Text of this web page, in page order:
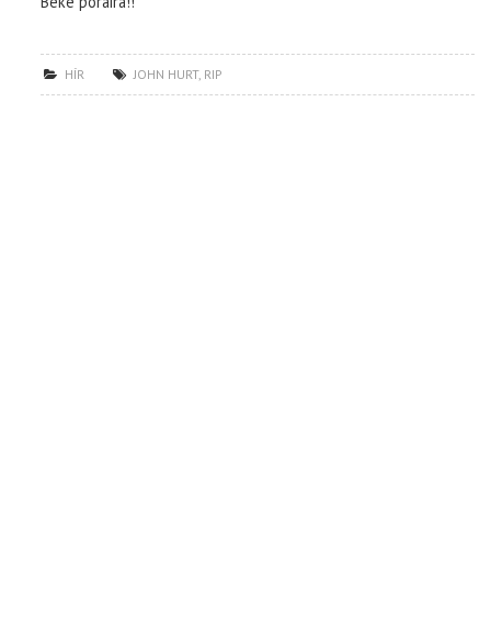
HÍR JOHN HURT, RIP